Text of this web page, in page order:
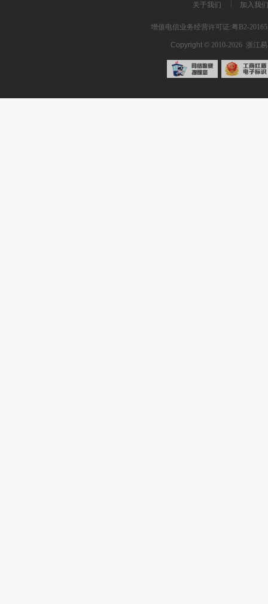
关于我们 加入我们
增值电信业务经营许可证:粤B2-
Copyright © 2010-2026 浙江